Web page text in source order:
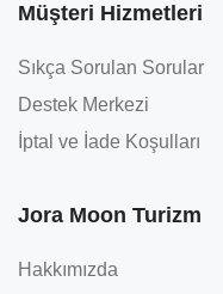
Müşteri Hizmetleri
Sıkça Sorulan Sorular
Destek Merkezi
İptal ve İade Koşulları
Jora Moon Turizm
Hakkımızda